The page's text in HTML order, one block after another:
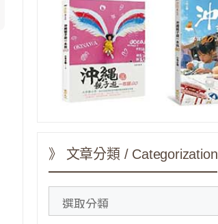
》 文章分類 / Categorization